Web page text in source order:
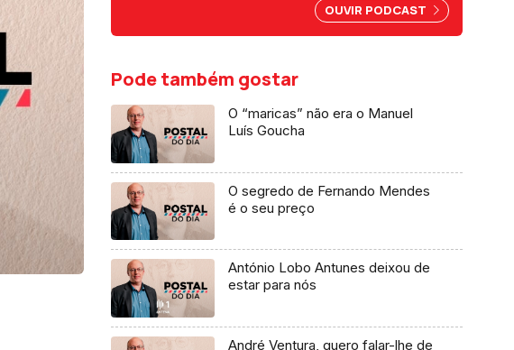
por abuso da liberdade de
OUVIR PODCAST
Pode também gostar
O “maricas” não era o Manuel
Luís Goucha
O segredo de Fernando Mendes
é o seu preço
António Lobo Antunes deixou de
estar para nós
André Ventura, quero falar-lhe de